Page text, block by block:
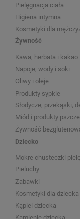
Pielęgnacja ciała
Higiena intymna
Kosmetyki dla
Żywność
Kawa, herbata i kakao
Napoje, wody i soki
Oliwy i oleje
Produkty sypkie
Słodycze, przekąski,
Miód i produkty
Żywność
Dziecko
Mokre chusteczki
Pieluchy
Zabawki
Kosmetyki dla dziecka
Kąpiel dziecka